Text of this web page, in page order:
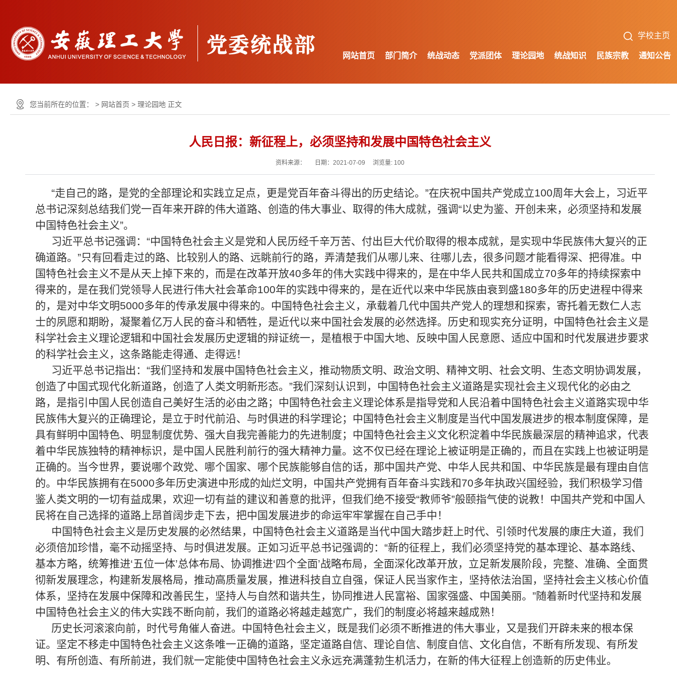
学校主页
网站首页 部门简介 统战动态 党派团体 理论园地 统战知识 民族宗教 通知公告
您当前所在的位置： > 网站首页 > 理论园地 正文
人民日报：新征程上，必须坚持和发展中国特色社会主义
资料来源： 日期：2021-07-09 浏览量: 100
“走自己的路，是党的全部理论和实践立足点，更是党百年奋斗得出的历史结论。”在庆祝中国共产党成立100周年大会上，习近平
总书记深刻总结我们党一百年来开辟的伟大道路、创造的伟大事业、取得的伟大成就，强调“以史为鉴、开创未来，必须坚持和发展
中国特色社会主义”。
习近平总书记强调：“中国特色社会主义是党和人民历经千辛万苦、付出巨大代价取得的根本成就，是实现中华民族伟大复兴的正
确道路。”只有回看走过的路、比较别人的路、远眺前行的路，弄清楚我们从哪儿来、往哪儿去，很多问题才能看得深、把得准。中
国特色社会主义不是从天上掉下来的，而是在改革开放40多年的伟大实践中得来的，是在中华人民共和国成立70多年的持续探索中
得来的，是在我们党领导人民进行伟大社会革命100年的实践中得来的，是在近代以来中华民族由衰到盛180多年的历史进程中得来
的，是对中华文明5000多年的传承发展中得来的。中国特色社会主义，承载着几代中国共产党人的理想和探索，寄托着无数仁人志
士的夙愿和期盼，凝聚着亿万人民的奋斗和牺牲，是近代以来中国社会发展的必然选择。历史和现实充分证明，中国特色社会主义是
科学社会主义理论逻辑和中国社会发展历史逻辑的辩证统一，是植根于中国大地、反映中国人民意愿、适应中国和时代发展进步要求
的科学社会主义，这条路能走得通、走得远！
习近平总书记指出：“我们坚持和发展中国特色社会主义，推动物质文明、政治文明、精神文明、社会文明、生态文明协调发展，
创造了中国式现代化新道路，创造了人类文明新形态。”我们深刻认识到，中国特色社会主义道路是实现社会主义现代化的必由之
路，是指引中国人民创造自己美好生活的必由之路；中国特色社会主义理论体系是指导党和人民沿着中国特色社会主义道路实现中华
民族伟大复兴的正确理论，是立于时代前沿、与时俱进的科学理论；中国特色社会主义制度是当代中国发展进步的根本制度保障，是
具有鲜明中国特色、明显制度优势、强大自我完善能力的先进制度；中国特色社会主义文化积淀着中华民族最深层的精神追求，代表
着中华民族独特的精神标识，是中国人民胜利前行的强大精神力量。这不仅已经在理论上被证明是正确的，而且在实践上也被证明是
正确的。当今世界，要说哪个政党、哪个国家、哪个民族能够自信的话，那中国共产党、中华人民共和国、中华民族是最有理由自信
的。中华民族拥有在5000多年历史演进中形成的灿烂文明，中国共产党拥有百年奋斗实践和70多年执政兴国经验，我们积极学习借
鉴人类文明的一切有益成果，欢迎一切有益的建议和善意的批评，但我们绝不接受“教师爷”般颐指气使的说教！中国共产党和中国人
民将在自己选择的道路上昂首阔步走下去，把中国发展进步的命运牢牢掌握在自己手中！
中国特色社会主义是历史发展的必然结果，中国特色社会主义道路是当代中国大踏步赶上时代、引领时代发展的康庄大道，我们
必须倍加珍惜，毫不动摇坚持、与时俱进发展。正如习近平总书记强调的：“新的征程上，我们必须坚持党的基本理论、基本路线、
基本方略，统筹推进‘五位一体’总体布局、协调推进‘四个全面’战略布局，全面深化改革开放，立足新发展阶段，完整、准确、全面贯
彻新发展理念，构建新发展格局，推动高质量发展，推进科技自立自强，保证人民当家作主，坚持依法治国，坚持社会主义核心价值
体系，坚持在发展中保障和改善民生，坚持人与自然和谐共生，协同推进人民富裕、国家强盛、中国美丽。”随着新时代坚持和发展
中国特色社会主义的伟大实践不断向前，我们的道路必将越走越宽广，我们的制度必将越来越成熟！
历史长河滚滚向前，时代号角催人奋进。中国特色社会主义，既是我们必须不断推进的伟大事业，又是我们开辟未来的根本保
证。坚定不移走中国特色社会主义这条唯一正确的道路，坚定道路自信、理论自信、制度自信、文化自信，不断有所发现、有所发
明、有所创造、有所前进，我们就一定能使中国特色社会主义永远充满蓬勃生机活力，在新的伟大征程上创造新的历史伟业。